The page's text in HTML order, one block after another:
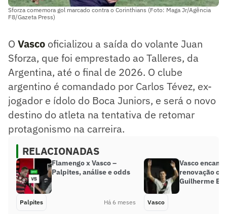
Sforza comemora gol marcado contra o Corinthians (Foto: Maga Jr/Agência
F8/Gazeta Press)
O Vasco oficializou a saída do volante Juan
Sforza, que foi emprestado ao Talleres, da
Argentina, até o final de 2026. O clube
argentino é comandado por Carlos Tévez, ex-
jogador e ídolo do Boca Juniors, e será o novo
destino do atleta na tentativa de retomar
protagonismo na carreira.
RELACIONADAS
Flamengo x Vasco –
Palpites, análise e odds
Palpites Há 6 meses
Vasco
renovação
Guilherme
Vasco